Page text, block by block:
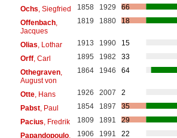
Ochs , Siegfried 1858 1929
66
Offenbach,
Jacques
1819 1880 18
Olias , Lothar 1913 1990
15
Orff, Carl 1895 1982
33
Othegraven,
August von
1864 1946 64
Otte, Hans 1926 2007
2
Pabst, Paul 1854 1897
35
Pacius , Fredrik 1809 1891
29
Papandopoulo,
1906 1991 22